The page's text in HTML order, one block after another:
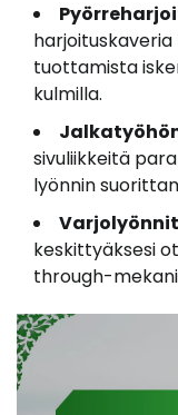
tuottamista
kulmilla.
sivuliikkeitä
lyönnin
keskittyäksesi
through-